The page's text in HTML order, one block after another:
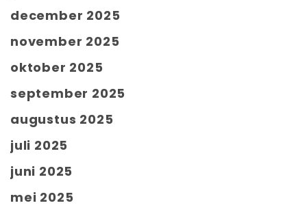
december 2025
november 2025
oktober 2025
september 2025
augustus 2025
juli 2025
juni 2025
mei 2025